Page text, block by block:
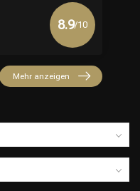
8.9/10
Mehr anzeigen